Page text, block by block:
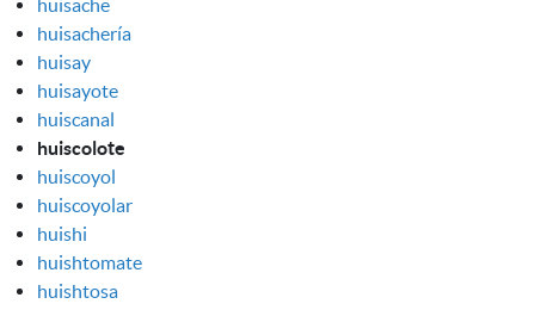
huisache
huisachería
huisay
huisayote
huiscanal
huiscolote
huiscoyol
huiscoyolar
huishi
huishtomate
huishtosa